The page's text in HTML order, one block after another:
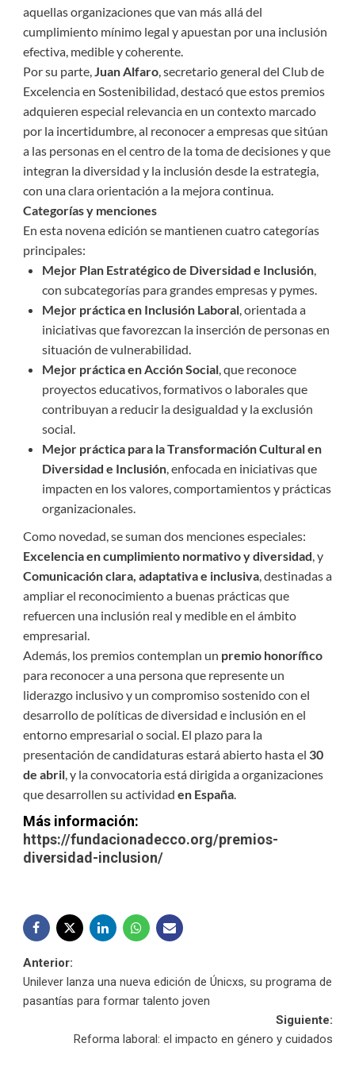
aquellas organizaciones que van más allá del
cumplimiento mínimo legal y apuestan por una inclusión
efectiva, medible y coherente.
Por su parte,Juan Alfaro, secretario general del Club de
Excelencia en Sostenibilidad, destacó que estos premios
adquieren especial relevancia en un contexto marcado
por la incertidumbre, al reconocer a empresas que sitúan
a las personas en el centro de la toma de decisiones y que
integran la diversidad y la inclusión desde la estrategia,
con una clara orientación a la mejora continua.
Categorías y menciones
En esta novena edición se mantienen cuatro categorías
principales:
Mejor Plan Estratégico de Diversidad e Inclusión,
con subcategorías para grandes empresas y pymes.
Mejor práctica en Inclusión Laboral, orientada a
iniciativas que favorezcan la inserción de personas en
situación de vulnerabilidad.
Mejor práctica en Acción Social, que reconoce
proyectos educativos, formativos o laborales que
contribuyan a reducir la desigualdad y la exclusión
social.
Mejor práctica para la Transformación Cultural en
Diversidad e Inclusión, enfocada en iniciativas que
impacten en los valores, comportamientos y prácticas
organizacionales.
Como novedad, se suman dos menciones especiales:
Excelencia en cumplimiento normativo y diversidad, y
Comunicación clara, adaptativa e inclusiva, destinadas a
ampliar el reconocimiento a buenas prácticas que
refuercen una inclusión real y medible en el ámbito
empresarial.
Además, los premios contemplan un premio honorífico
para reconocer a una persona que represente un
liderazgo inclusivo y un compromiso sostenido con el
desarrollo de políticas de diversidad e inclusión en el
entorno empresarial o social. El plazo para la
presentación de candidaturas estará abierto hasta el 30
de abril, y la convocatoria está dirigida a organizaciones
que desarrollen su actividad en España.
Más información:
https://fundacionadecco.org/premios-
diversidad-inclusion/
Navegación
de
entradas
Anterior:
Unilever lanza una nueva edición de Únicxs, su programa de
pasantías para formar talento joven
Siguiente:
Reforma laboral: el impacto en género y cuidados